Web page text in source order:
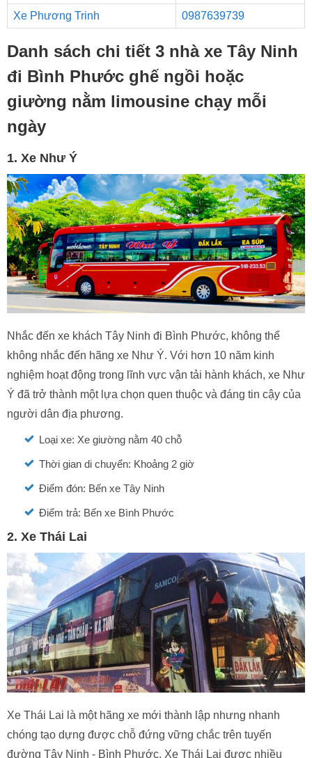
Xe Phương Trinh 0987639739
Danh sách chi tiết 3 nhà xe Tây Ninh
đi Bình Phước ghế ngồi hoặc
giường nằm limousine chạy mỗi
ngày
1. Xe Như Ý
Nhắc đến xe khách Tây Ninh đi Bình Phước, không thể
không nhắc đến hãng xe Như Ý. Với hơn 10 năm kinh
nghiệm hoạt động trong lĩnh vực vận tải hành khách, xe Như
Ý đã trở thành một lựa chọn quen thuộc và đáng tin cậy của
người dân địa phương.
Loại xe: Xe giường nằm 40 chỗ
Thời gian di chuyển: Khoảng 2 giờ
Điểm đón: Bến xe Tây Ninh
Điểm trả: Bến xe Bình Phước
2. Xe Thái Lai
Xe Thái Lai là một hãng xe mới thành lập nhưng nhanh
chóng tạo dựng được chỗ đứng vững chắc trên tuyến
đường Tây Ninh - Bình Phước. Xe Thái Lai được nhiều